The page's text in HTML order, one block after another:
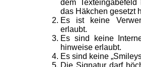
dem
das Häkchen gesetzt
Es ist keine
erlaubt.
Es sind keine
hinweise erlaubt.
Es sind keine